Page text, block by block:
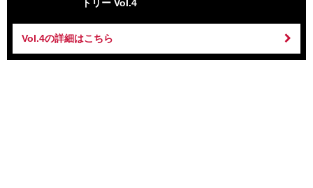
トリー Vol.4
Vol.4の詳細はこちら